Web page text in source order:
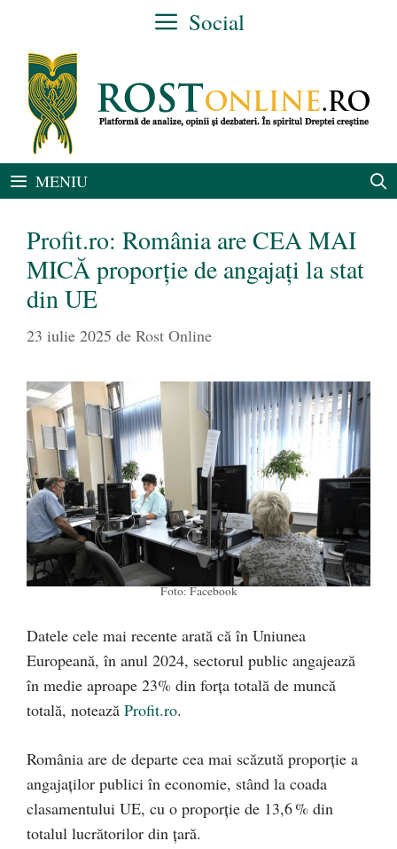
conținut
Social
MENIU
Profit.ro: România are CEA MAI
MICĂ proporție de angajați la stat
din UE
23 iulie 2025 de Rost Online
Foto: Facebook
Datele cele mai recente arată că în Uniunea
Europeană, în anul 2024, sectorul public angajează
în medie aproape 23% din forța totală de muncă
totală, notează Profit.ro.
România are de departe cea mai scăzută proporție a
angajaților publici în economie, stând la coada
clasamentului UE, cu o proporție de 13,6 % din
totalul lucrătorilor din țară.